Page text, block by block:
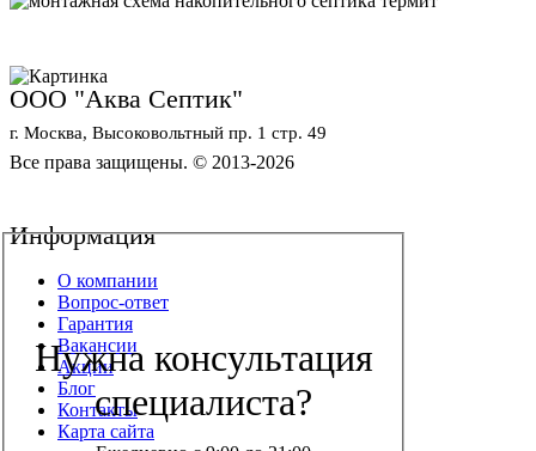
Нужна консультация
специалиста?
ООО "Аква Септик"
г. Москва, Высоковольтный пр. 1 стр. 49
Все права защищены. © 2013-2026
Информация
О компании
Вопрос-ответ
Гарантия
Вакансии
Акции
Блог
Контакты
Карта сайта